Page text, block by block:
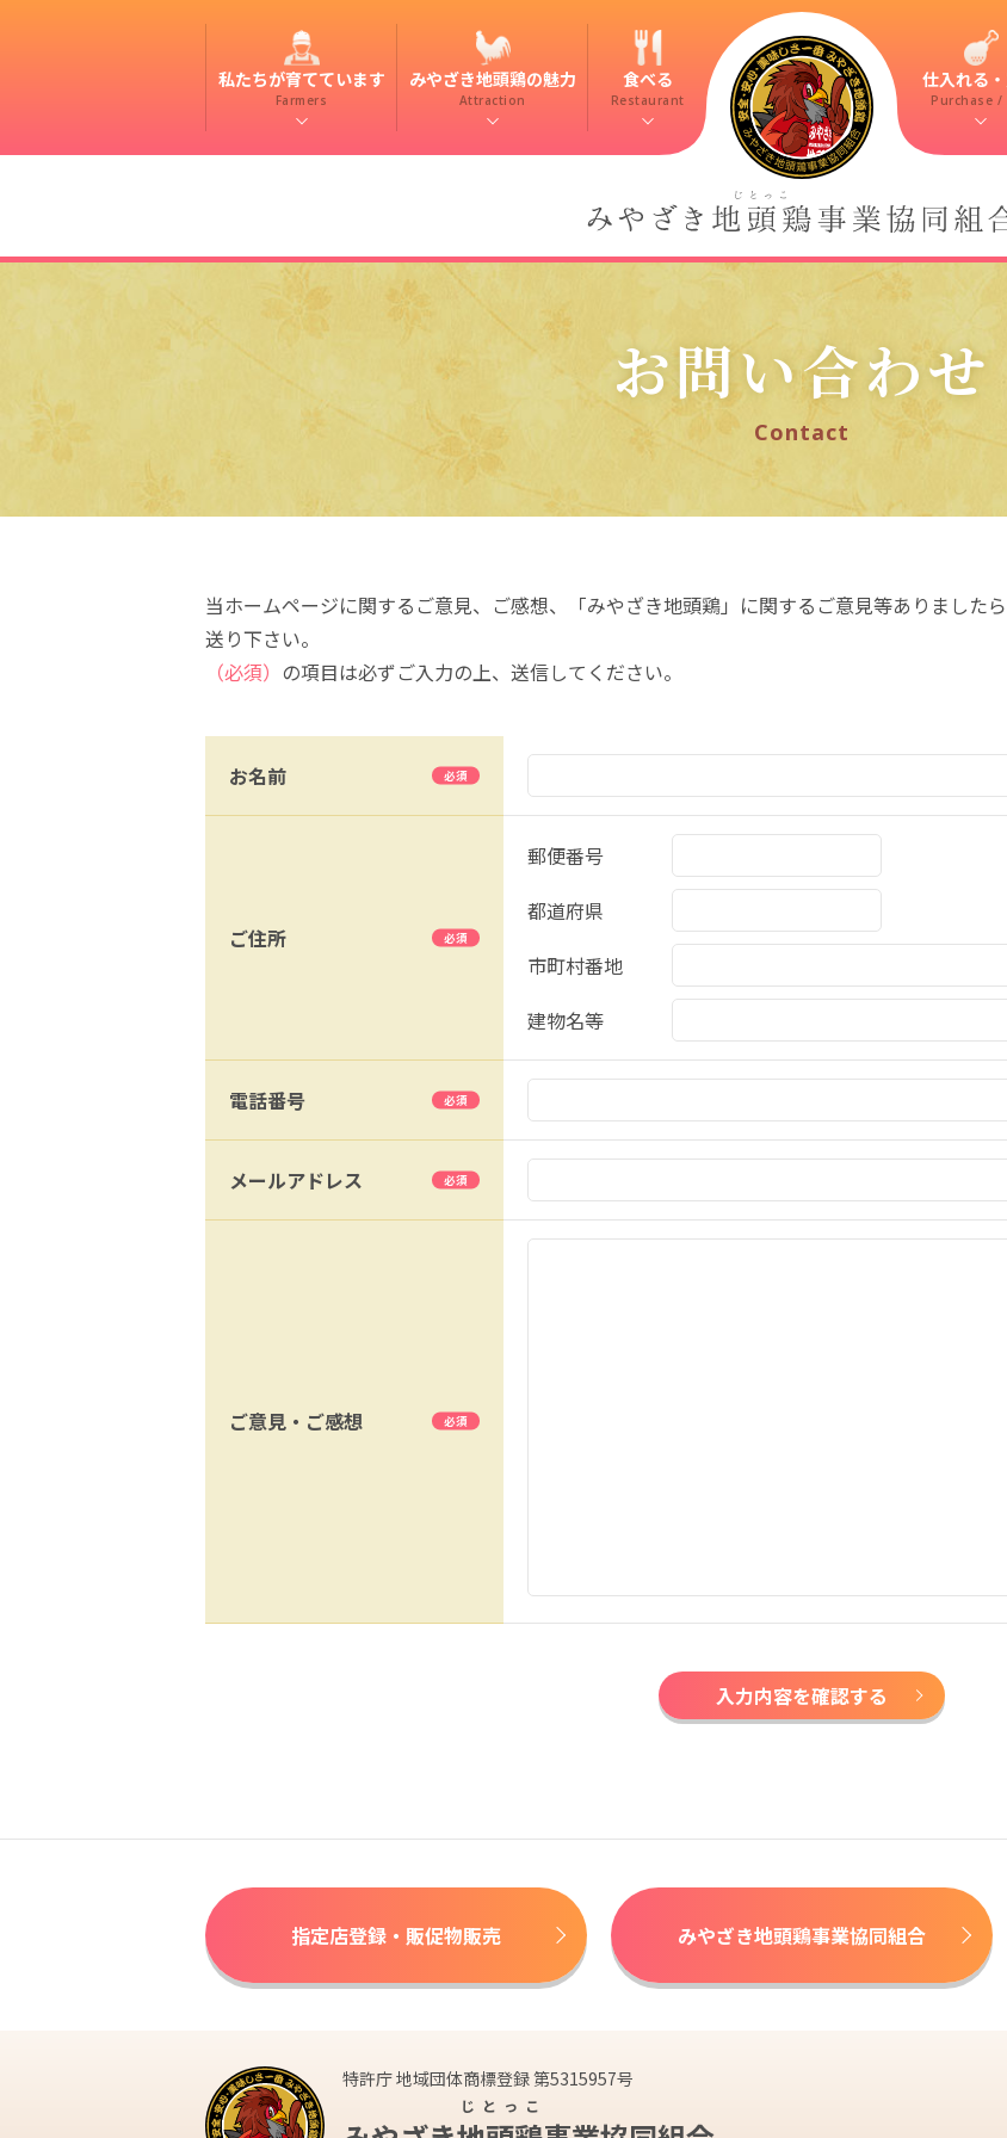
私たちが育てています
Farmers
みやざき地頭鶏の魅力
Attraction
食べる
Restaurant
仕入れる
Purchase /
お問い合わせ
Contact
当ホームページに関するご意見、ご感想、「みやざき地頭鶏」に関するご意見等ありました
送り下さい。
（必須） の項目は必ずご入力の上、送信してください。
お名前
ご住所
郵便番号
都道府県
市町村番地
建物名等
電話番号
メールアドレス
ご意見・ご感想
入力内容を確認する
指定店登録・販促物販売 みやざき地頭鶏事業協同組合
特許庁 地域団体商標登録 第5315957号
じとっこ